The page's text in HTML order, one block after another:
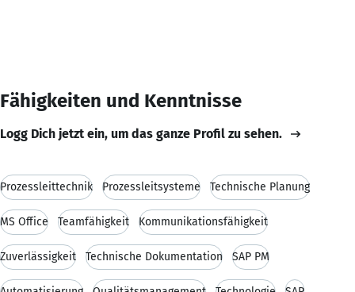
Fähigkeiten und Kenntnisse
Logg Dich jetzt ein, um das ganze Profil zu sehen.
Prozessleittechnik Prozessleitsysteme Technische Planung
MS Office Teamfähigkeit Kommunikationsfähigkeit
Zuverlässigkeit Technische Dokumentation SAP PM